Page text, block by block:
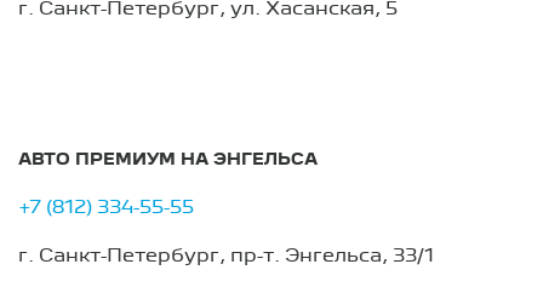
г. Санкт-Петербург, ул. Хасанская, 5
АВТО ПРЕМИУМ НА ЭНГЕЛЬСА
+7 (812) 334-55-55
г. Санкт-Петербург, пр-т. Энгельса, 33/1